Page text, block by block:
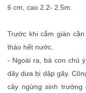
6 cm, cao 2.2- 2.5m.
Trước khi cắm giàn
tháo hết nước.
- Ngoài ra, bà con chú
dây dưa bị dập gãy.
cây ngừng sinh trưởng